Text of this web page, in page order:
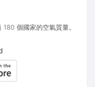
個國家的空氣質量。